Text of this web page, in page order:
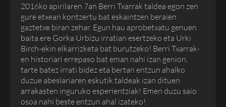
2016ko apirilaren 7an Berri Txarrak taldea egon zen
gure etxean kontzertu bat eskaintzen beraien
gaztetxe biran zehar. Egun hau aprobetxatu genuen
baita ere Gorka Urbizu irratian esertzeko eta Urki
Birch-ekin elkarrizketa bat burutzeko! Berri Txarrak-
en historiari errepaso bat eman nahi izan genion,
tarte batez irrati bidez eta bertan entzun ahalko
duzue abeslariaren eskutik taldeak izan dituen
arrakasten inguruko esperientziak! Emen duzu saio
osoa nahi beste entzun ahal izateko!